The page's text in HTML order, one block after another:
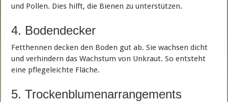
und Pollen. Dies hilft, die Bienen zu unterstützen.
4. Bodendecker
Fetthennen decken den Boden gut ab. Sie wachsen dicht
und verhindern das Wachstum von Unkraut. So entsteht
eine pflegeleichte Fläche.
5. Trockenblumenarrangements